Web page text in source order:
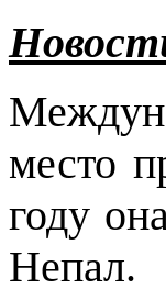
место
году
Непал.